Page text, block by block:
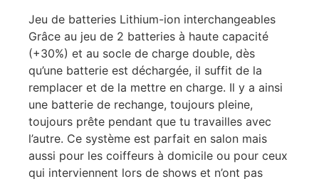
Jeu de batteries Lithium-ion interchangeables
Grâce au jeu de 2 batteries à haute capacité
(+30%) et au socle de charge double, dès
qu’une batterie est déchargée, il suffit de la
remplacer et de la mettre en charge. Il y a ainsi
une batterie de rechange, toujours pleine,
toujours prête pendant que tu travailles avec
l’autre. Ce système est parfait en salon mais
aussi pour les coiffeurs à domicile ou pour ceux
qui interviennent lors de shows et n’ont pas